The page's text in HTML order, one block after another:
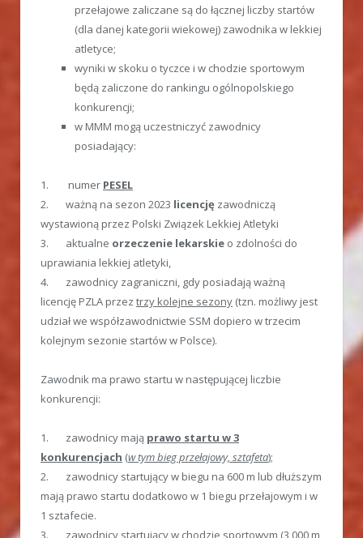
przełajowe zaliczane są do łącznej liczby startów
(dla danej kategorii wiekowej) zawodnika w lekkiej
atletyce;
wyniki w skoku o tyczce i w chodzie sportowym
będą zaliczone do rankingu ogólnopolskiego
konkurencji;
w MMM mogą uczestniczyć zawodnicy
posiadający:
1. numer PESEL
2. ważną na sezon 2023 licencję zawodniczą
wystawioną przez Polski Związek Lekkiej Atletyki
3. aktualne orzeczenie lekarskie o zdolności do
uprawiania lekkiej atletyki,
4. zawodnicy zagraniczni, gdy posiadają ważną
licencję PZLA przez trzy kolejne sezony (tzn. możliwy jest
udział we współzawodnictwie SSM dopiero w trzecim
kolejnym sezonie startów w Polsce).
Zawodnik ma prawo startu w następującej liczbie
konkurencji:
1. zawodnicy mają prawo startu w 3
konkurencjach (w tym bieg przełajowy, sztafeta);
2. zawodnicy startujący w biegu na 600 m lub dłuższym
mają prawo startu dodatkowo w 1 biegu przełajowym i w
1 sztafecie.
3. zawodnicy startujący w chodzie sportowym (3 000 m